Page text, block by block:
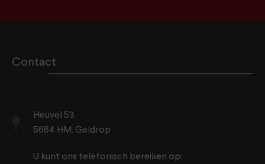
Contact
Heuvel 53
5664 HM, Geldrop
U kunt ons telefonisch bereiken op: